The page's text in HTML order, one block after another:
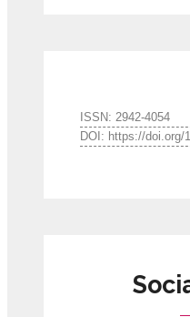
ISSN: 2942-4054
DOI: https://doi.org/